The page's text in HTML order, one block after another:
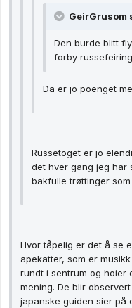
GeirGrusom
Den burde blitt
forby
Da er jo poenget
Russetoget er jo
det hver gang jeg har
bakfulle trøttinger
Hvor tåpelig er det å se
apekatter, som er
rundt i sentrum og hoier
mening. De blir
japanske guiden sier på